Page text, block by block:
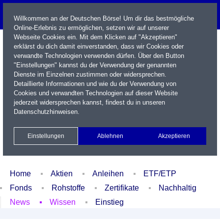
Name / WKN / ISIN / Kürzel
Xetra Realtime
Watchlist Portfolio Login
Home Aktien Anleihen
ETF/ETP
Fonds
Rohstoffe Zertifikate
Nachhaltig
News
Wissen Einstieg
Willkommen an der Deutschen Börse! Um dir das bestmögliche
Online-Erlebnis zu ermöglichen, setzen wir auf unserer
Webseite Cookies ein. Mit dem Klicken auf "Akzeptieren"
erklärst du dich damit einverstanden, dass wir Cookies oder
verwandte Technologien verwenden dürfen. Über den Button
"Einstellungen" kannst du der Verwendung der genannten
Dienste im Einzelnen zustimmen oder widersprechen.
Detaillierte Informationen und wie du der Verwendung von
Cookies und verwandten Technologien auf dieser Website
jederzeit widersprechen kannst, findest du in unseren
Datenschutzhinweisen.
Einstellungen Ablehnen Akzeptieren